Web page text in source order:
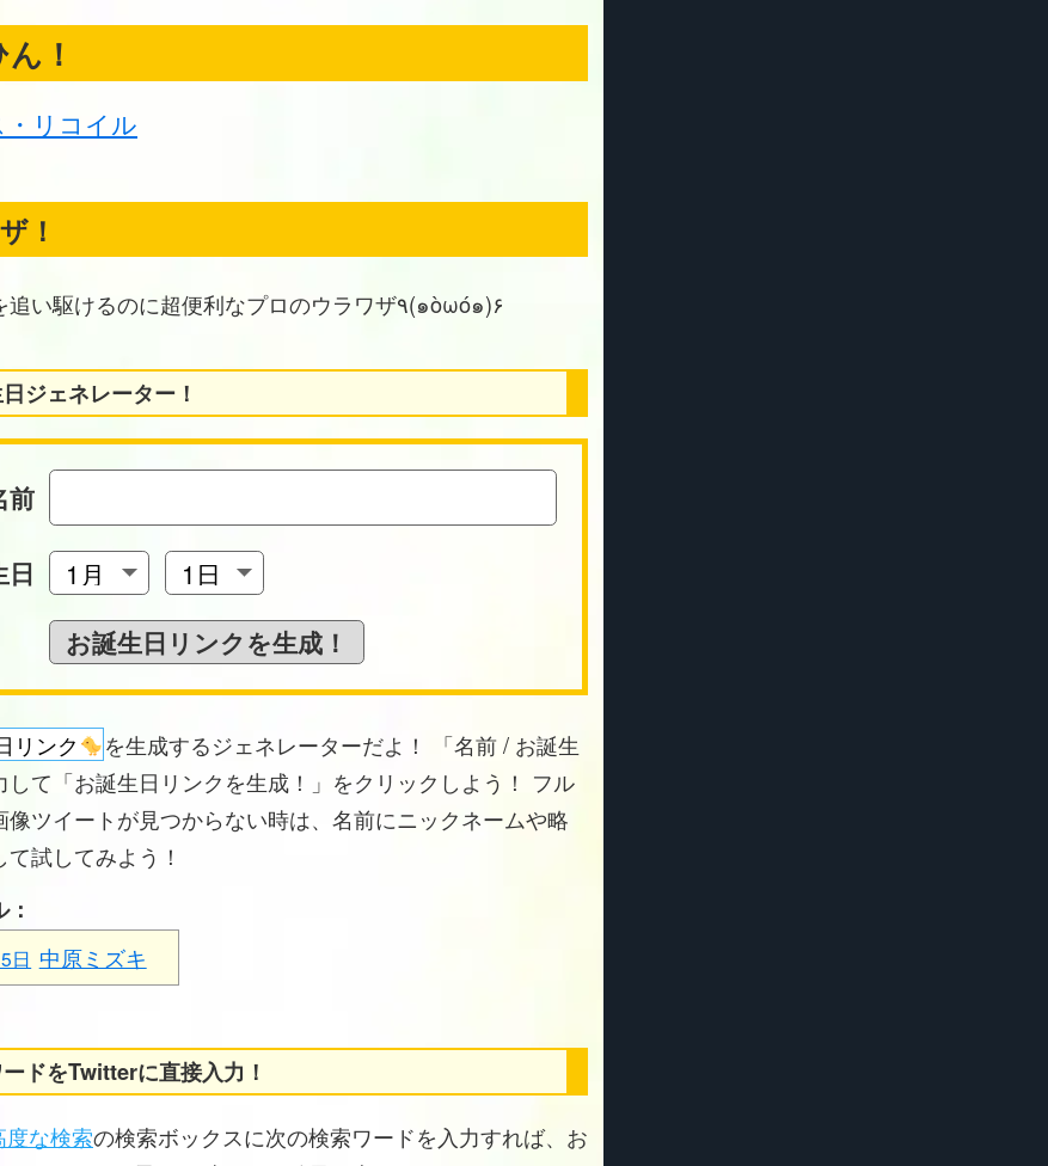
！
・リコイル
！
お誕生日を追い駆けるのに超便利なプロのウラワザ٩(๑òωó๑)۶
ジェネレーター！
前
日
リンク
を生成するジェネレーターだよ！ 「名前 / お誕生
して「お誕生日リンクを生成！」をクリックしよう！ フル
像ツイートが見つからない時は、名前にニックネームや略
試してみよう！
日 中原ミズキ
ドをTwitterに直接入力！
度な検索の検索ボックスに次の検索ワードを入力すれば、お